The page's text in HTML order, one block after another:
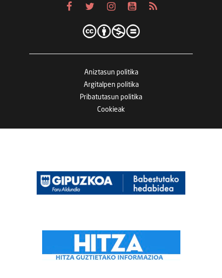
Aniztasun politika
Argitalpen politika
Pribatutasun politika
Cookieak